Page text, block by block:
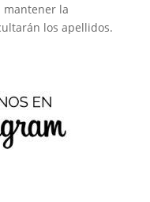
mantener la
los apellidos.